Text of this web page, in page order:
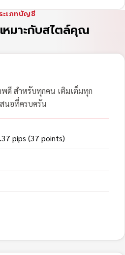
ะเภทบัญชี
มาะกับสไตล์คุณ
ดี สำหรับทุกคน เติมเต็มทุก
นอที่ครบครัน
pips (37 points)